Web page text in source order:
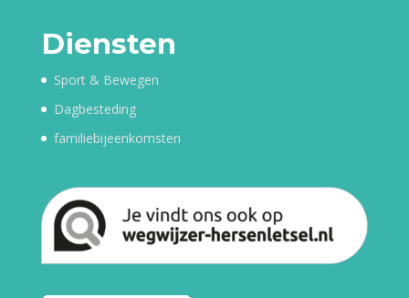
Diensten
Sport & Bewegen
Dagbesteding
familiebijeenkomsten